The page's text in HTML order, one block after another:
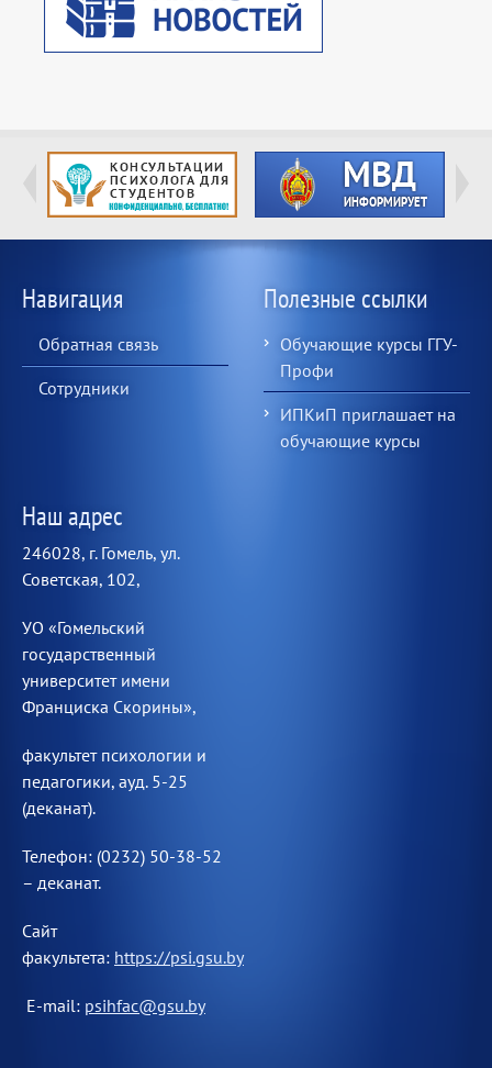
Навигация
Обратная связь
Сотрудники
Полезные ссылки
Обучающие курсы ГГУ-
Профи
ИПКиП приглашает на
обучающие курсы
Наш адрес
246028, г. Гомель, ул.
Советская, 102,
УО «Гомельский
государственный
университет имени
Франциска Скорины»,
факультет психологии и
педагогики, ауд. 5-25
(деканат).
Телефон: (0232) 50-38-52
– деканат.
Сайт
факультета: https://psi.gsu.by
E-mail: psihfac@gsu.by